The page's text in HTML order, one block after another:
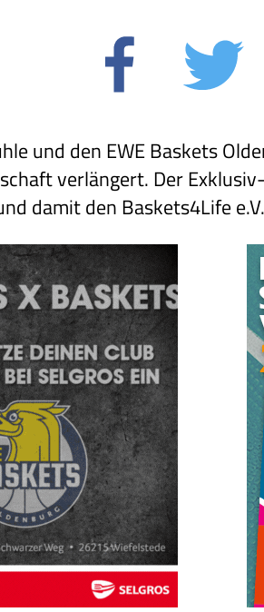
und den EWE Baskets
verlängert. Der
damit den Baskets4Life